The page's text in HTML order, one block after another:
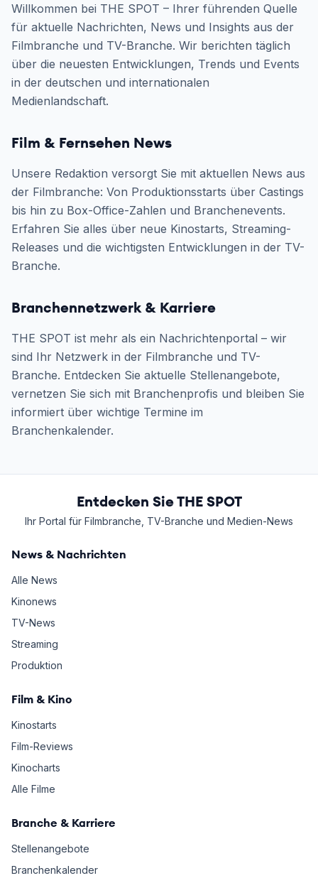
Willkommen bei THE SPOT – Ihrer führenden Quelle
für aktuelle Nachrichten, News und Insights aus der
Filmbranche und TV-Branche. Wir berichten täglich
über die neuesten Entwicklungen, Trends und Events
in der deutschen und internationalen
Medienlandschaft.
Film & Fernsehen News
Unsere Redaktion versorgt Sie mit aktuellen News aus
der Filmbranche: Von Produktionsstarts über Castings
bis hin zu Box-Office-Zahlen und Branchenevents.
Erfahren Sie alles über neue Kinostarts, Streaming-
Releases und die wichtigsten Entwicklungen in der TV-
Branche.
Branchennetzwerk & Karriere
THE SPOT ist mehr als ein Nachrichtenportal – wir
sind Ihr Netzwerk in der Filmbranche und TV-
Branche. Entdecken Sie aktuelle Stellenangebote,
vernetzen Sie sich mit Branchenprofis und bleiben Sie
informiert über wichtige Termine im
Branchenkalender.
Entdecken Sie THE SPOT
Ihr Portal für Filmbranche, TV-Branche und Medien-News
News & Nachrichten
Alle News
Kinonews
TV-News
Streaming
Produktion
Film & Kino
Kinostarts
Film-Reviews
Kinocharts
Alle Filme
Branche & Karriere
Stellenangebote
Branchenkalender